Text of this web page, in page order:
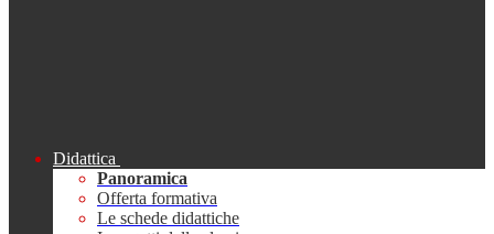
Didattica
Panoramica
Offerta formativa
Le schede didattiche